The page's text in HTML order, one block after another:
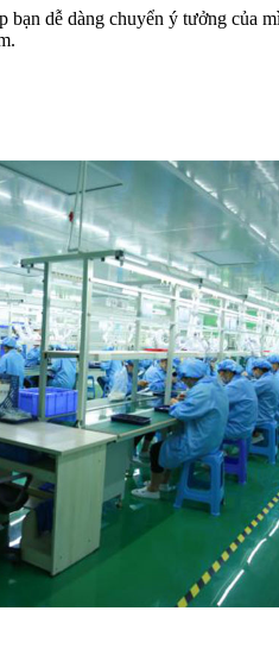
dễ dàng chuyển ý tưởng của